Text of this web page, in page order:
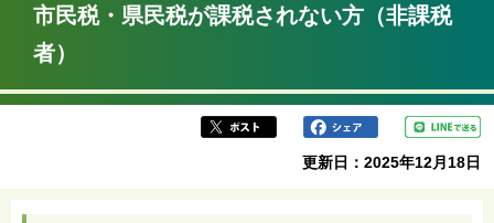
ら
市民税・県民税が課税されない方（非課税
者）
更新日：2025年12月18日